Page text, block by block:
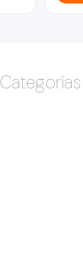
Categorías